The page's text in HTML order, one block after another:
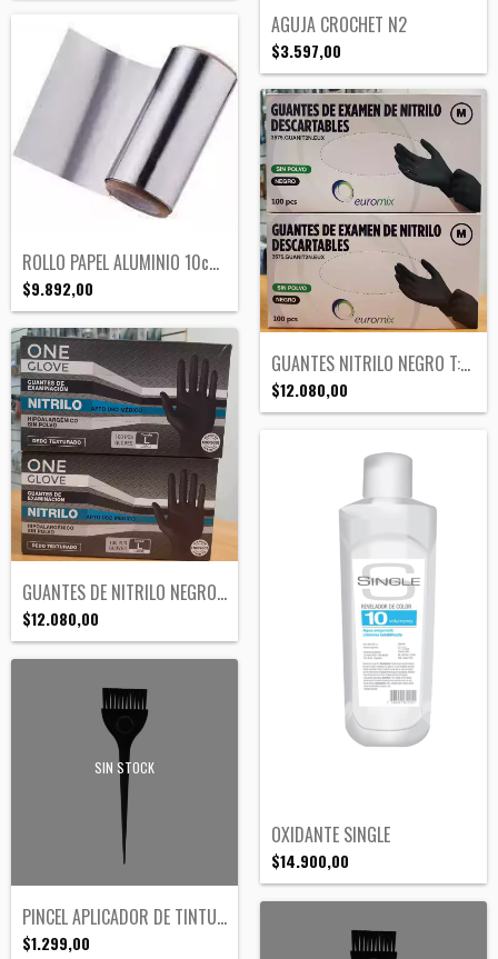
AGUJA CROCHET N2
$3.597,00
ROLLO PAPEL ALUMINIO 10cmx25mts
$9.892,00
GUANTES NITRILO NEGRO T:M X100U
$12.080,00
GUANTES DE NITRILO NEGRO T:L X100U
$12.080,00
OXIDANTE SINGLE
$14.900,00
SIN STOCK
PINCEL APLICADOR DE TINTURA CHICO
$1.299,00